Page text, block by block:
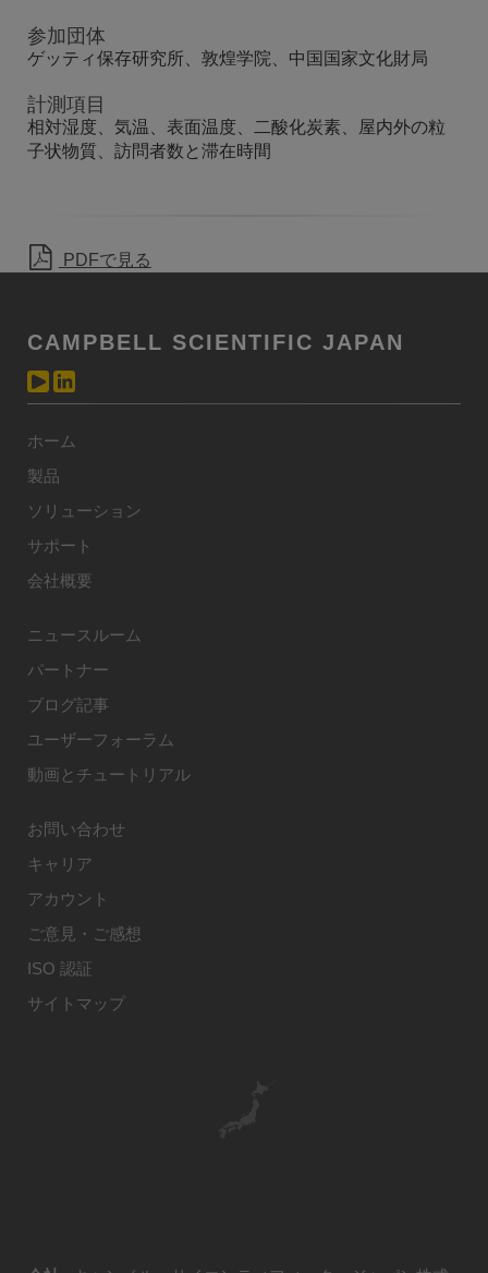
参加団体
ゲッティ保存研究所、敦煌学院、中国国家文化財局
計測項目
相対湿度、気温、表面温度、二酸化炭素、屋内外の粒
子状物質、訪問者数と滞在時間
PDFで見る
CAMPBELL SCIENTIFIC JAPAN
ホーム
製品
ソリューション
サポート
会社概要
ニュースルーム
パートナー
ブログ記事
ユーザーフォーラム
動画とチュートリアル
お問い合わせ
キャリア
アカウント
ご意見・ご感想
ISO 認証
サイトマップ